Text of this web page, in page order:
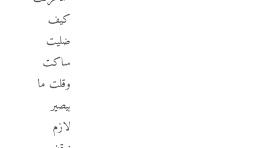
كيف
ضليت
ساكت
وقلت ما
بيصير
لازم